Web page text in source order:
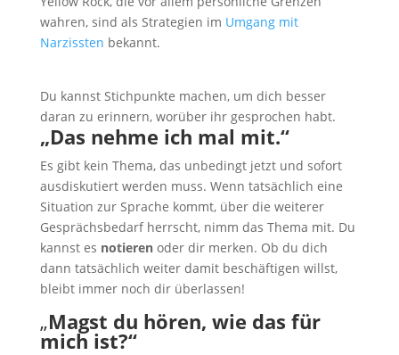
wahren, sind als Strategien im Umgang mit
Narzissten bekannt.
Du kannst Stichpunkte machen, um dich besser
daran zu erinnern, worüber ihr gesprochen habt.
„Das nehme ich mal mit.“
Es gibt kein Thema, das unbedingt jetzt und sofort
ausdiskutiert werden muss. Wenn tatsächlich eine
Situation zur Sprache kommt, über die weiterer
Gesprächsbedarf herrscht, nimm das Thema mit. Du
kannst es notieren oder dir merken. Ob du dich
dann tatsächlich weiter damit beschäftigen willst,
bleibt immer noch dir überlassen!
„Magst du hören, wie das für
mich ist?“